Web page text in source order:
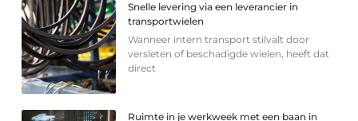
Snelle levering via een leverancier in
transportwielen
Wanneer intern transport stilvalt door
versleten of beschadigde wielen, heeft dat
direct
Ruimte in je werkweek met een baan in